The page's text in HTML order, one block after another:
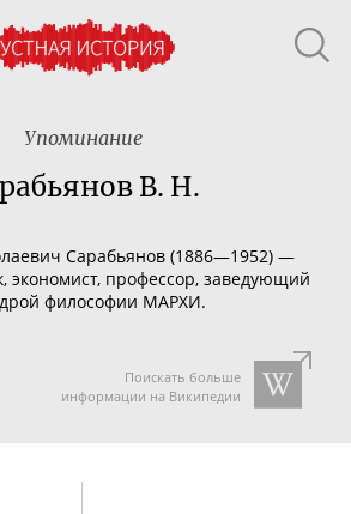
Упоминание
В. Н.
Сарабьянов (1886—1952) —
экономист, профессор, заведующий
философии МАРХИ.
Поискать больше
информации на Википедии